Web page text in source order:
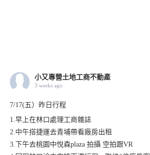
小又專營土地工商不動產
3 weeks ago
7/17(五）昨日行程
1.早上在林口處理工商雜誌
2.中午搭捷運去青埔帶看廠房出租
3.下午去桃園中悅森plaza 拍攝 空拍跟VR